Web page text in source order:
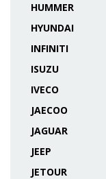
HUMMER
HYUNDAI
INFINITI
ISUZU
IVECO
JAECOO
JAGUAR
JEEP
JETOUR